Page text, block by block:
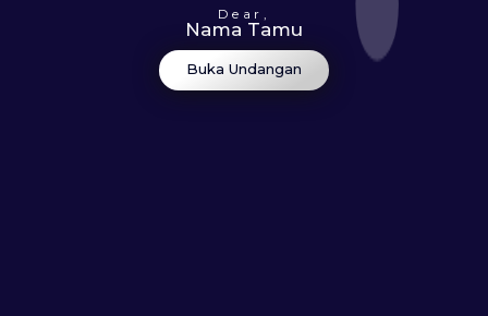
Dear,
Nama Tamu
Buka Undangan